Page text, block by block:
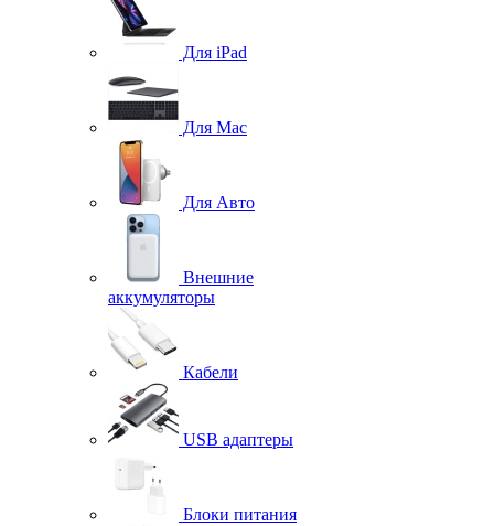
Для iPad
Для Mac
Для Авто
Внешние
аккумуляторы
Кабели
USB адаптеры
Блоки питания